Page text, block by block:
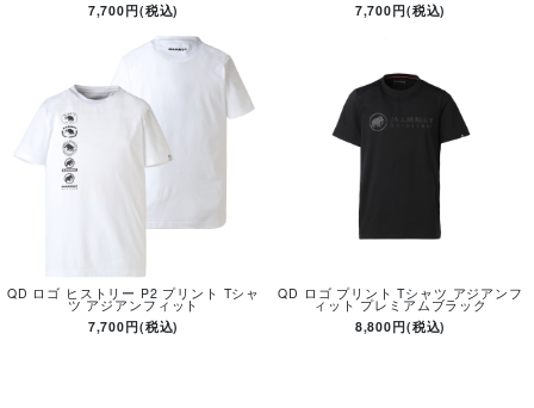
7,700円(税込)
7,700円(税込)
QD ロゴ ヒストリー P2 プリント Tシャ
ツ アジアンフィット
7,700円(税込)
QD ロゴ プリント Tシャツ アジアンフ
ィット プレミアムブラック
8,800円(税込)